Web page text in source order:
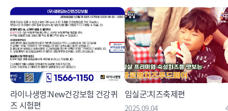
라이나생명:New건강보험 건강퀴
즈 시험편
임실군:치즈축제편
2025.09.04